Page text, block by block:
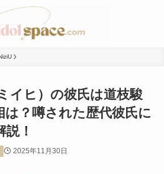
イヒ）の彼氏は道枝駿
は？噂された歴代彼氏に
！
2025年11月30日